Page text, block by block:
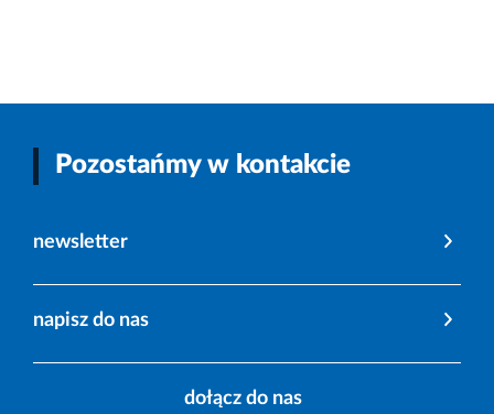
Pozostańmy w kontakcie
newsletter
napisz do nas
dołącz do nas